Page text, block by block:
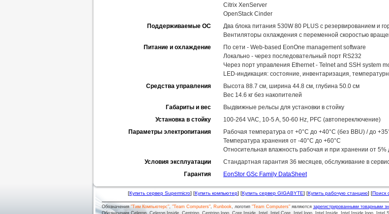
Citrix XenServer
OpenStack Cinder
Поддерживаемые ОС
Два блока питания 530W 80 PLUS с резервированием и
Вентиляторы охлаждения с переменной скоростью
Питание и охлаждение
По сети - Web-based EonOne management software
Локально - через последовательный порт RS232
Через порт управления Ethernet - Telnet and SSH system
LED-индикация: состояние, инвентаризация,
Средства управления
Высота 88.7 см, ширина 44.8 см, глубина 50.0 см
Вес 14.6 кг без накопителей
Габариты и вес
Выдвижные рельсы для установки в стойку
Установка в стойку
100-264 VAC, 10-5 A, 50-60 Hz, PFC (автопереключение)
Параметры электропитания
Рабочая температура от +0°C до +40°C (без BBU) / до
Температура хранения от -40°C до +60°C
Относительная влажность рабочая и при хранении от 5%
Условия эксплуатации
Стандартная гарантия 36 месяцев, обслуживание в
Гарантия
EonStor GSc Family DataSheet
[Купить сервер Supermicro] [Купить компьютер] [Купить сервер GIGABYTE] [Купить рабочую станцию] [Поиск
Обозначения"Тим Компьютерс", "Team Computers", Runbook, логотип "Team Computers"являются зарегистрированными товарными
Обозначения Celeron, Celeron Inside, Centrino, Centrino logo, Core Inside, Intel, Intel Core, Intel logo, Intel Inside, Intel Inside logo, Intel